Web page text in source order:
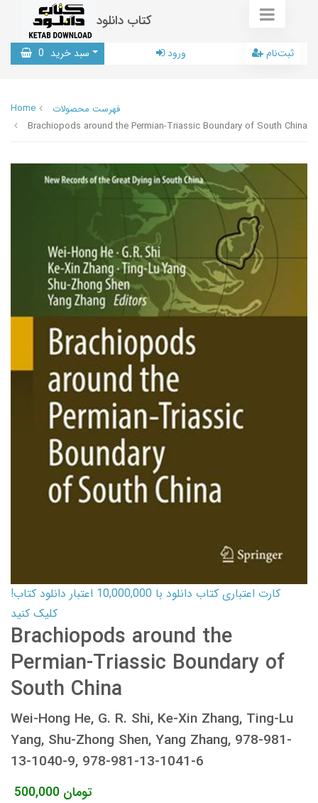
کتاب دانلود
سبد خرید 0 ورود ثبت‌نام
Home
فهرست محصولات
Brachiopods around the Permian-Triassic Boundary of South China
کارت اعتباری کتاب دانلود با 10,000,000 اعتبار دانلود کتاب!
کلیک کنید
Brachiopods around the
Permian-Triassic Boundary of
South China
Wei-Hong He, G. R. Shi, Ke-Xin Zhang, Ting-Lu
Yang, Shu-Zhong Shen, Yang Zhang, 978-981-
13-1040-9, 978-981-13-1041-6
500,000 تومان